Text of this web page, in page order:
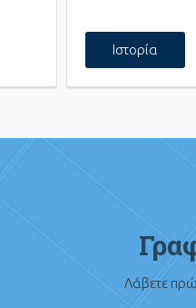
Ιστορία
Λάβετε